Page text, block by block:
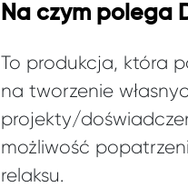
Na czym polega
To produkcja, która
na tworzenie
projekty/
możliwość
relaksu.